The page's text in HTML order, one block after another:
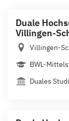
Duale
Villingen-
Villingen-
BWL-
Duales